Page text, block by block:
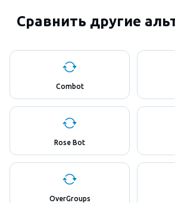
Сравнить другие
Combot
Rose Bot
OverGroups